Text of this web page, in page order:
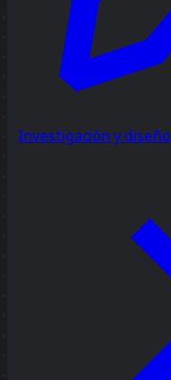
Investigación y diseño